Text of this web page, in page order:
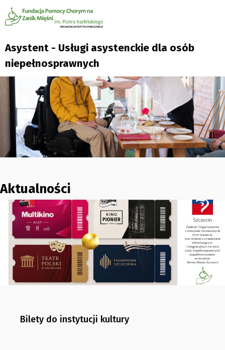
Asystent - Usługi asystenckie dla osób
niepełnosprawnych
Aktualności
Bilety do instytucji kultury